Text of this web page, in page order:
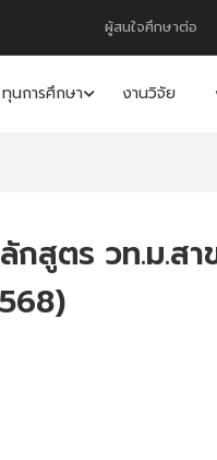
ผู้สนใจศึกษาต่อ
ทุนการศึกษา งานวิจัย
ตร วท.ม.สาข